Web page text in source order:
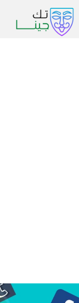
التجاوز
إلى
المحتوى